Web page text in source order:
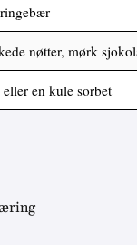
nøtter, mørk
en kule sorbet